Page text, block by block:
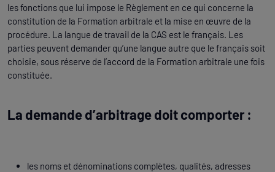
les fonctions que lui impose le Règlement en ce qui concerne la
constitution de la Formation arbitrale et la mise en œuvre de la
procédure. La langue de travail de la CAS est le français. Les
parties peuvent demander qu’une langue autre que le français soit
choisie, sous réserve de l’accord de la Formation arbitrale une fois
constituée.
La demande d’arbitrage doit comporter :
les noms et dénominations complètes, qualités, adresses